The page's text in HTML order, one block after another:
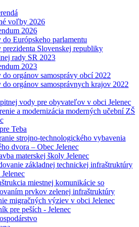
voľby 2026
2026
Európskeho parlamentu
Slovenskej republiky
rady SR 2023
2023
orgánov samosprávy obcí 2022
orgánov samosprávnych krajov 2022
vody pre obyvateľov v obci Jelenec
a modernizácia moderných učební ZŠ
Teba
strojno-technologického vybavenia
dvora – Obec Jelenec
materskej školy Jelenec
základnej technickej infraštruktúry
miestnej komunikácie so
prvkov zelenej infraštruktúry
migračných výziev v obci Jelenec
pre peších - Jelenec